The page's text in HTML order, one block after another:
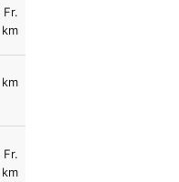
Fr.
km
km
Fr.
km